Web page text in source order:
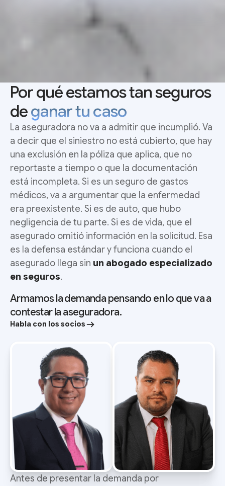
Por qué estamos tan seguros
deganar tu caso
La aseguradora no va a admitir que incumplió. Va
a decir que el siniestro no está cubierto, que hay
una exclusión en la póliza que aplica, que no
reportaste a tiempo o que la documentación
está incompleta. Si es un seguro de gastos
médicos, va a argumentar que la enfermedad
era preexistente. Si es de auto, que hubo
negligencia de tu parte. Si es de vida, que el
asegurado omitió información en la solicitud. Esa
es la defensa estándar y funciona cuando el
asegurado llega sin un abogado especializado
en seguros.
Armamos la demanda pensando en lo que va a
contestar la aseguradora.
Habla con los socios
Antes de presentar la demanda por